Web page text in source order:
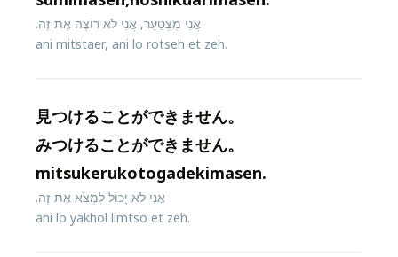
אֲנִי מִצְטַעֵר, אֲנִי לֹא רוֹצֶה אֶת זֶה.
ani mitstaer, ani lo rotseh et zeh.
見つけることができません。
みつけることができません。
mitsukerukotogadekimasen.
אֲנִי לֹא יָכוֹל לִמְצֹא אֶת זֶה.
ani lo yakhol limtso et zeh.